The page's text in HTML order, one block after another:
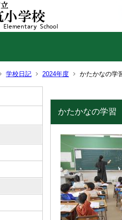
学校日記 2024年度 かたかなの学
かたかなの学習